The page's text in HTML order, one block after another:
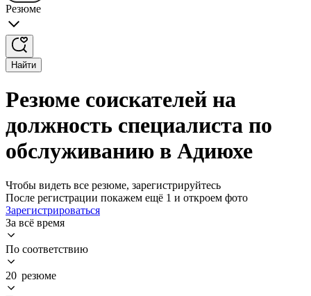
Резюме
Найти
Резюме соискателей на
должность специалиста по
обслуживанию в Адиюхе
Чтобы видеть все резюме, зарегистрируйтесь
После регистрации покажем ещё 1 и откроем фото
Зарегистрироваться
За всё время
По соответствию
20 резюме